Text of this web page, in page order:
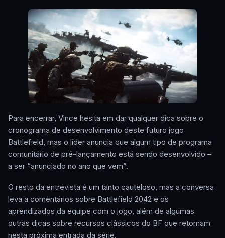
Para encerrar, Vince hesita em dar qualquer dica sobre o
cronograma de desenvolvimento deste futuro jogo
Battlefield, mas o líder anuncia que algum tipo de programa
comunitário de pré-lançamento está sendo desenvolvido –
a ser “anunciado no ano que vem”.
O resto da entrevista é um tanto cauteloso, mas a conversa
leva a comentários sobre Battlefield 2042 e os
aprendizados da equipe com o jogo, além de algumas
outras dicas sobre recursos clássicos do BF que retornam
nesta próxima entrada da série.